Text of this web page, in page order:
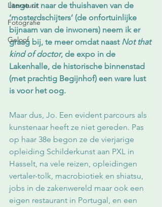
Literatuur
Fotografie
Geloof
lange rit naar de thuishaven van de
‘mosterdschijters’ (de onfortuinlijke
bijnaam van de inwoners) neem ik er
graag bij, te meer omdat naast Not that
kind of doctor, de expo in de
Lakenhalle, de historische binnenstad
(met prachtig Begijnhof) een ware lust
is voor het oog.
Maar dus, Jo. Een evident parcours als
kunstenaar heeft ze niet gereden. Pas
op haar 38e begon ze de vierjarige
opleiding Schilderkunst aan PXL in
Hasselt, na vele reizen, opleidingen
vertaler-tolk, macrobiotiek en shiatsu,
jobs in de zakenwereld maar ook een
eigen restaurant in Portugal, en een